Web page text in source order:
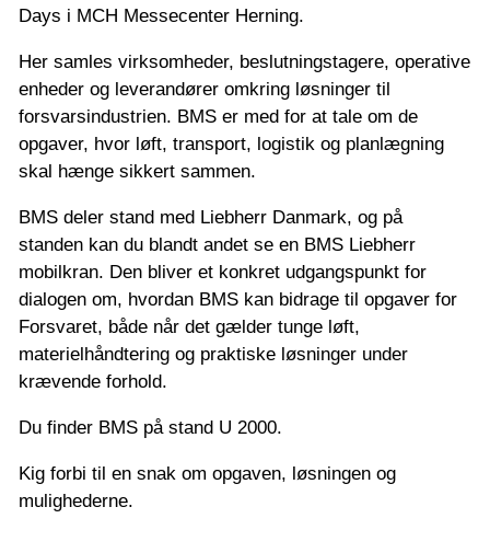
Days i MCH Messecenter Herning.
Her samles virksomheder, beslutningstagere, operative
enheder og leverandører omkring løsninger til
forsvarsindustrien. BMS er med for at tale om de
opgaver, hvor løft, transport, logistik og planlægning
skal hænge sikkert sammen.
BMS deler stand med Liebherr Danmark, og på
standen kan du blandt andet se en BMS Liebherr
mobilkran. Den bliver et konkret udgangspunkt for
dialogen om, hvordan BMS kan bidrage til opgaver for
Forsvaret, både når det gælder tunge løft,
materielhåndtering og praktiske løsninger under
krævende forhold.
Du finder BMS på stand U 2000.
Kig forbi til en snak om opgaven, løsningen og
mulighederne.